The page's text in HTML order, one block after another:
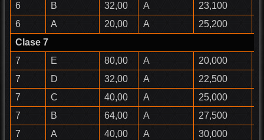
6
B 32,00 A 23,100
6
A 20,00 A 25,200
Clase 7
7
E 80,00 A 20,000
7
D 32,00 A 22,500
7
C 40,00 A 25,000
7
B 64,00 A 27,500
7
A 40,00 A 30,000